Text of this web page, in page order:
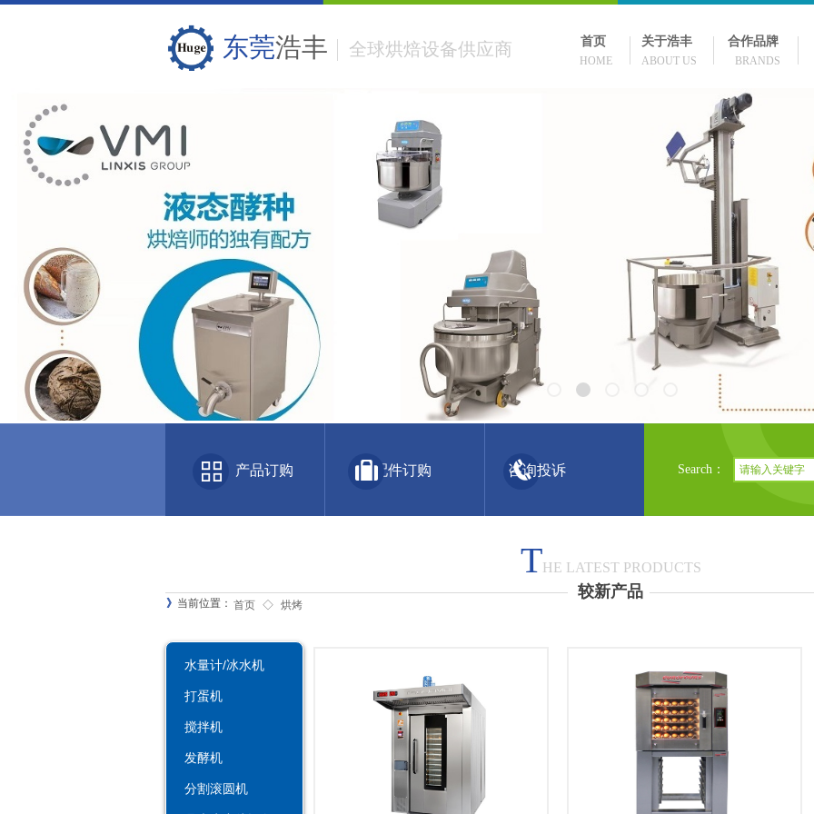
HOME ABOUT US BRANDS
首页 关于浩丰 合作品牌
东莞浩丰 全球烘焙设备供应商
Search：
产品订购 配件订购 咨询投诉
》 当前位置： 首页 ◇ 烘烤
THE LATEST PRODUCTS
较新产品
水量计/冰水机
打蛋机
搅拌机
发酵机
分割滚圆机